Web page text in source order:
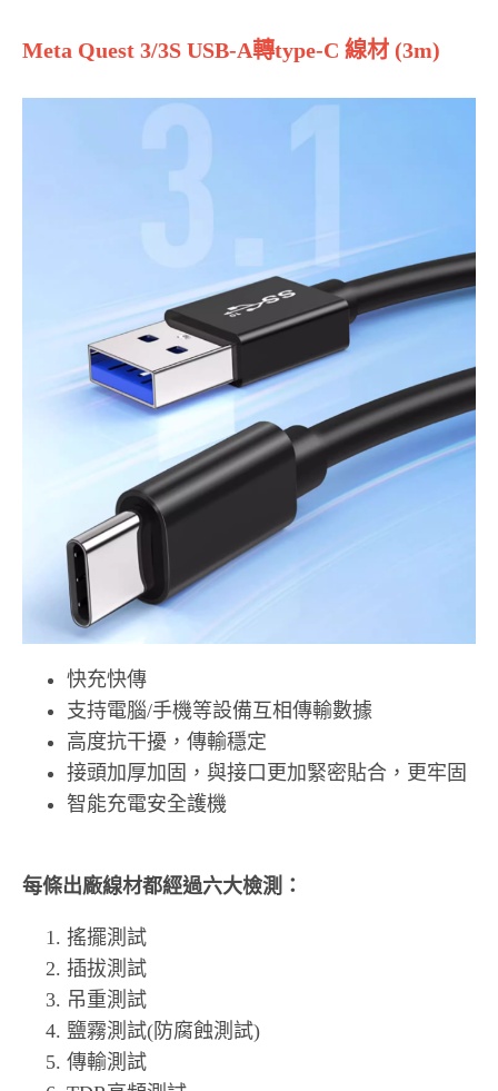
Meta Quest 3/3S USB-A轉type-C 線材 (3m)
快充快傳
支持電腦/手機等設備互相傳輸數據
高度抗干擾，傳輸穩定
接頭加厚加固，與接口更加緊密貼合，更牢固
智能充電安全護機
每條出廠線材都經過六大檢測：
搖擺測試
插拔測試
吊重測試
鹽霧測試(防腐蝕測試)
傳輸測試